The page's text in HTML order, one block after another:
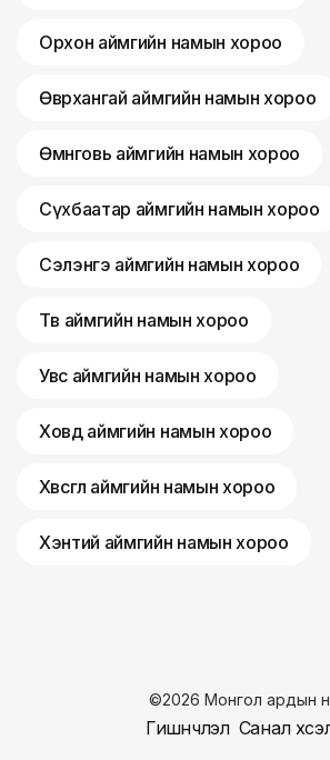
Орхон аймгийн намын хороо
Өвөрхангай аймгийн намын хороо
Өмнөговь аймгийн намын хороо
Сүхбаатар аймгийн намын хороо
Сэлэнгэ аймгийн намын хороо
Төв аймгийн намын хороо
Увс аймгийн намын хороо
Ховд аймгийн намын хороо
Хөвсгөл аймгийн намын хороо
Хэнтий аймгийн намын хороо
©2026 Монгол ардын
Гишүүнчлэл Санал